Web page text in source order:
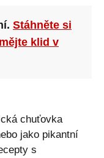
Stáhněte si
klid v
chuťovka
jako pikantní
s